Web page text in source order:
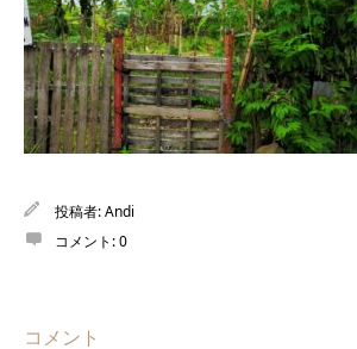
投稿者:Andi
コメント:0
コメント